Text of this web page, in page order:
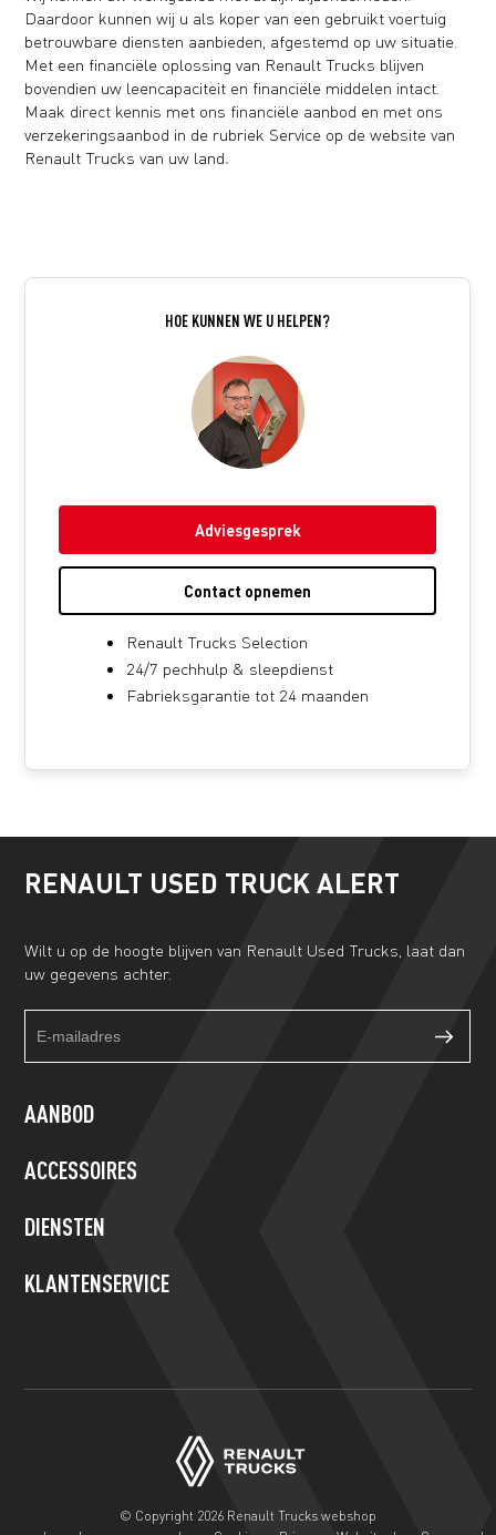
Daardoor kunnen wij u als koper van een gebruikt voertuig
betrouwbare diensten aanbieden, afgestemd op uw situatie.
Met een financiële oplossing van Renault Trucks blijven
bovendien uw leencapaciteit en financiële middelen intact.
Maak direct kennis met ons financiële aanbod en met ons
verzekeringsaanbod in de rubriek Service op dewebsite van
Renault Trucks van uw land.
HOE KUNNEN WE U HELPEN?
Adviesgesprek
Contact opnemen
Renault Trucks Selection
24/7 pechhulp & sleepdienst
Fabrieksgarantie tot 24 maanden
RENAULT USED TRUCK ALERT
Wilt u op de hoogte blijven van Renault Used Trucks, laat dan
uw gegevens achter.
footer
human,
leave
field
AANBOD
ACCESSOIRES
DIENSTEN
KLANTENSERVICE
© Copyright 2026 Renault Trucks webshop